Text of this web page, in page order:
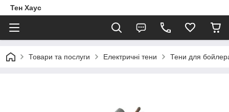
Тен Хаус
Товари та послуги Електричні тени Тени для